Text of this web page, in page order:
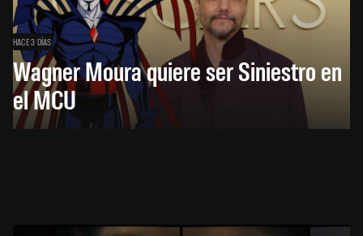
HACE 3 DÍAS
Wagner Moura quiere ser Siniestro en
el MCU